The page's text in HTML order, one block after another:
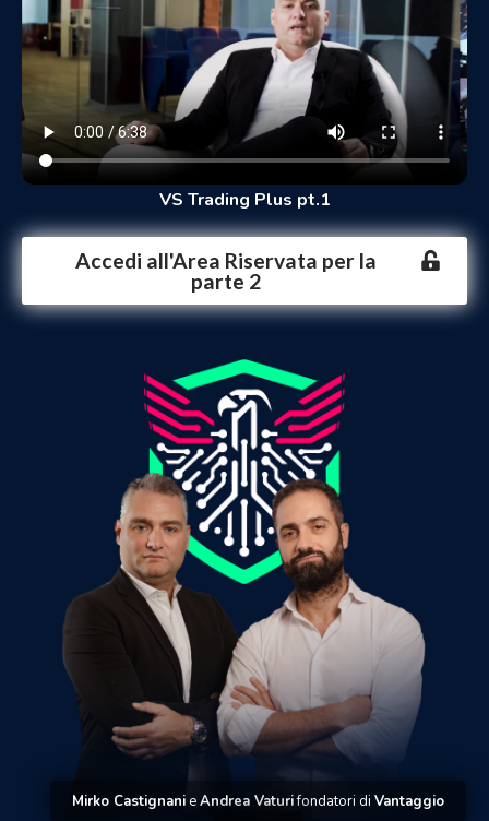
VS Trading Plus pt.1
Accedi all'Area Riservata per la
parte 2
Mirko CastignanieAndrea Vaturifondatori di Vantaggio